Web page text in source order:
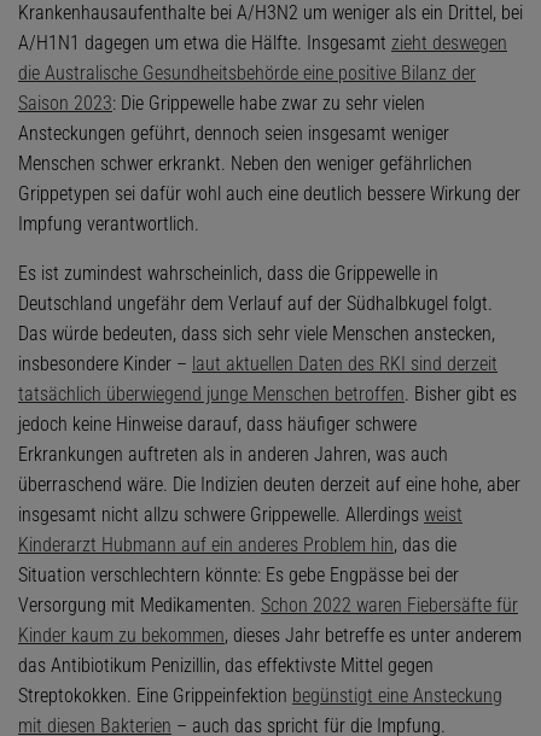
Krankenhausaufenthalte bei A/H3N2 um weniger als ein Drittel, bei
A/H1N1 dagegen um etwa die Hälfte. Insgesamt zieht deswegen
die Australische Gesundheitsbehörde eine positive Bilanz der
Saison 2023: Die Grippewelle habe zwar zu sehr vielen
Ansteckungen geführt, dennoch seien insgesamt weniger
Menschen schwer erkrankt. Neben den weniger gefährlichen
Grippetypen sei dafür wohl auch eine deutlich bessere Wirkung der
Impfung verantwortlich.
Es ist zumindest wahrscheinlich, dass die Grippewelle in
Deutschland ungefähr dem Verlauf auf der Südhalbkugel folgt.
Das würde bedeuten, dass sich sehr viele Menschen anstecken,
insbesondere Kinder – laut aktuellen Daten des RKI sind derzeit
tatsächlich überwiegend junge Menschen betroffen. Bisher gibt es
jedoch keine Hinweise darauf, dass häufiger schwere
Erkrankungen auftreten als in anderen Jahren, was auch
überraschend wäre. Die Indizien deuten derzeit auf eine hohe, aber
insgesamt nicht allzu schwere Grippewelle. Allerdings weist
Kinderarzt Hubmann auf ein anderes Problem hin, das die
Situation verschlechtern könnte: Es gebe Engpässe bei der
Versorgung mit Medikamenten. Schon 2022 waren Fiebersäfte für
Kinder kaum zu bekommen, dieses Jahr betreffe es unter anderem
das Antibiotikum Penizillin, das effektivste Mittel gegen
Streptokokken. Eine Grippeinfektion begünstigt eine Ansteckung
mit diesen Bakterien – auch das spricht für die Impfung.